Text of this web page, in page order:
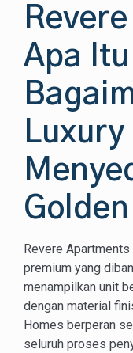
Apa
Revere
premium yang
menampilkan unit
dengan material
Homes berperan
seluruh proses